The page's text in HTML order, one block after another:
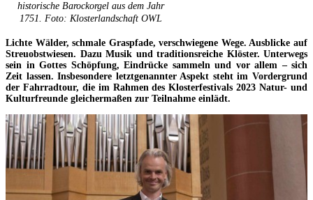
historische Barockorgel aus dem Jahr
1751. Foto: Klosterlandschaft OWL
Lichte Wälder, schmale Graspfade, verschwiegene Wege. Ausblicke auf
Streuobstwiesen. Dazu Musik und traditionsreiche Klöster. Unterwegs
sein in Gottes Schöpfung, Eindrücke sammeln und vor allem – sich
Zeit lassen. Insbesondere letztgenannter Aspekt steht im Vordergrund
der Fahrradtour, die im Rahmen des Klosterfestivals 2023 Natur- und
Kulturfreunde gleichermaßen zur Teilnahme einlädt.